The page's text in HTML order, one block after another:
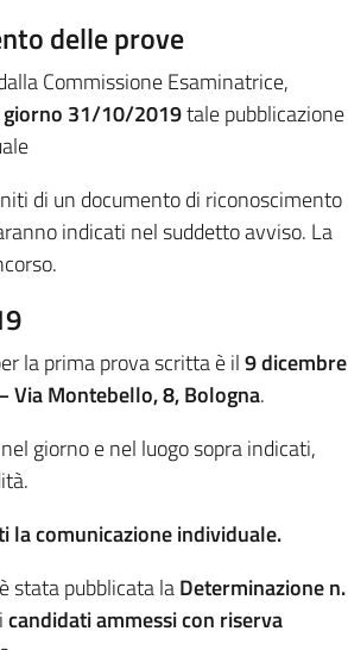
delle prove
Commissione Esaminatrice,
31/10/2019tale pubblicazione
di un documento di riconoscimento
indicati nel suddetto avviso. La
la prima prova scritta è il9 dicembre
Via Montebello, 8, Bologna.
giorno e nel luogo sopra indicati,
la comunicazione individuale.
stata pubblicata laDeterminazione n.
candidati ammessi con riserva